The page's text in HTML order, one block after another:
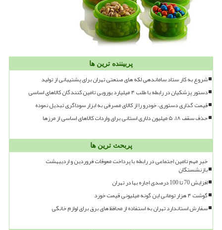
پربیننده ترین ها
شروع به کار ستاد ساماندهی لکه های صنعتی تهران برای پشتیبانی از تولید
دستور پزشکیان در رابطه با طلب ۴ میلیارد یورویی تامین کنندگان کالاهای اساسی
قیمت گذاری دستوری، خودرو را از کالای مصرفی به ابزار سوداگری تبدیل نموده
حذف سقف ۱۸، ۵ میلیون دلاری استانی برای واردات کالاهای اساسی از مرزها
پربحث ترین ها
خبر مهم تامین اجتماعی در رابطه با پرداخت معوقات فروردین و اردیبهشت
بازنشستگان
افزایش 70 تا 100 درصدی اجاره بها در تهران
گوشت ۴ هزار تومانی این گونه میلیونی قیمت خورد
سفارش استاندارد تهران به استفاده از محافظ های برق برای لوازم خانگی